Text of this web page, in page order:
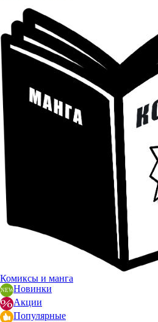
Комиксы и манга
Новинки
Акции
Популярные